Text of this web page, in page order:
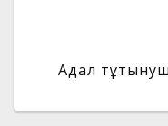
Адал